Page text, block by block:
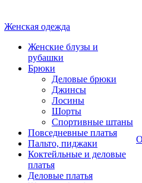
Женская одежда
Женские блузы и
рубашки
Брюки
Деловые брюки
Джинсы
Лосины
Шорты
Спортивные штаны
Повседневные платья
Пальто, пиджаки
Коктейльные и деловые
платья
Деловые платья